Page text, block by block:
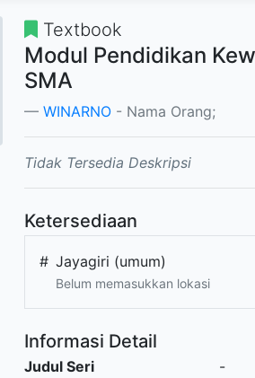
Textbook
Modul Pendidikan
SMA
WINARNO - Nama Orang;
Tidak Tersedia Deskripsi
Ketersediaan
# Jayagiri (umum)
Belum memasukkan lokasi
Informasi Detail
Judul Seri
-